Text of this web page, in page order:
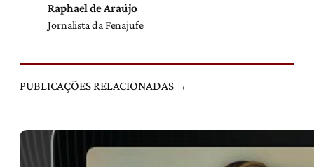
Raphael de Araújo
Jornalista da Fenajufe
PUBLICAÇÕES RELACIONADAS →